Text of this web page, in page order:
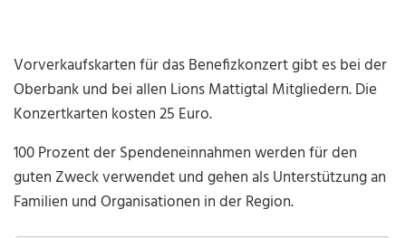
Vorverkaufskarten für das Benefizkonzert gibt es bei der
Oberbank und bei allen Lions Mattigtal Mitgliedern. Die
Konzertkarten kosten 25 Euro.
100 Prozent der Spendeneinnahmen werden für den
guten Zweck verwendet und gehen als Unterstützung an
Familien und Organisationen in der Region.